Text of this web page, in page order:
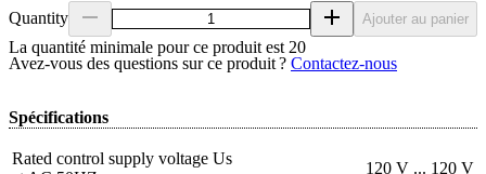
Quantity
La quantité minimale pour ce produit est 20
Ajouter au panier
Avez‑vous des questions sur ce produit ? Contactez‑nous
Spécifications
Rated control supply voltage Us
120 V ... 120 V